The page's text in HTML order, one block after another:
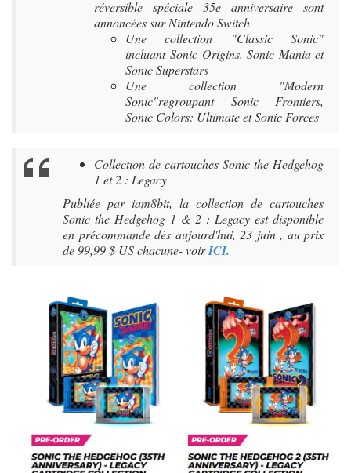
réversible spéciale 35e anniversaire sont
annoncées sur Nintendo Switch
Une collection "Classic Sonic"
incluant Sonic Origins, Sonic Mania et
Sonic Superstars
Une collection "Modern
Sonic"regroupant Sonic Frontiers,
Sonic Colors: Ultimate et Sonic Forces
Collection de cartouches Sonic the Hedgehog
1 et 2 : Legacy
Publiée par iam8bit, la collection de cartouches
Sonic the Hedgehog 1 & 2 : Legacy est disponible
en précommande dès aujourd'hui, 23 juin , au prix
de 99,99 $ US chacune- voirICI.